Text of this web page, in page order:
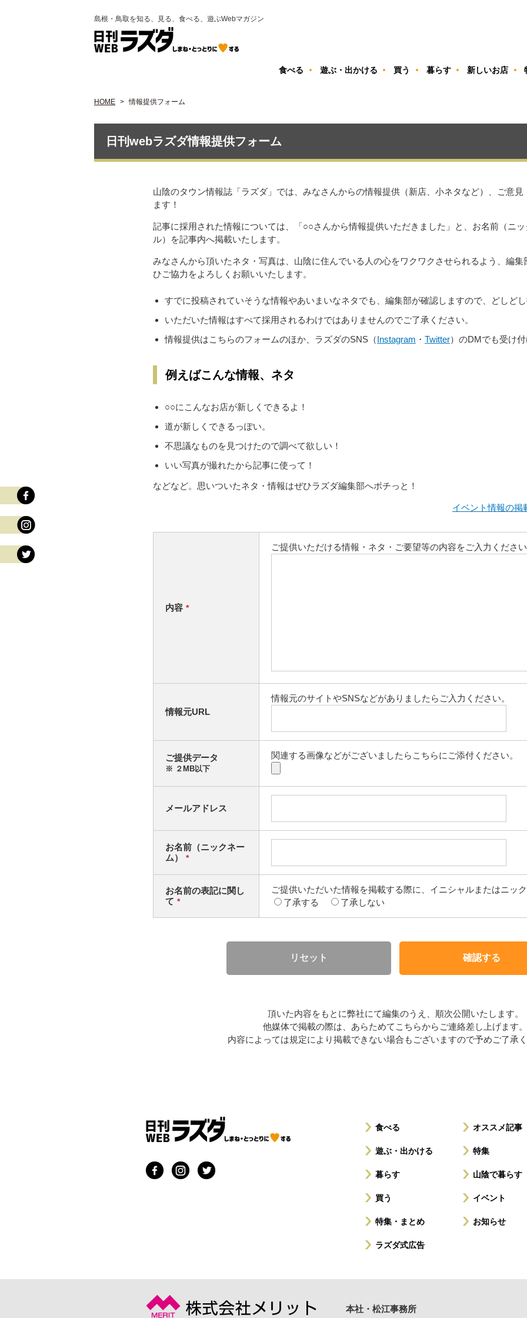
島根・鳥取を知る、見る、食べる、遊ぶWebマガジン
食べる 遊ぶ・出かける 買う 暮らす 新しいお店
HOME 情報提供フォーム
日刊webラズダ情報提供フォーム
山陰のタウン情報誌「ラズダ」では、みなさんからの情報提供（新店、小ネタなど）、ご意
ます！
記事に採用された情報については、「○○さんから情報提供いただきました」と、お名前（ニ
ル）を記事内へ掲載いたします。
みなさんから頂いたネタ・写真は、山陰に住んでいる人の心をワクワクさせられるよう、編
ひご協力をよろしくお願いいたします。
すでに投稿されていそうな情報やあいまいなネタでも、編集部が確認しますので、どしど
いただいた情報はすべて採用されるわけではありませんのでご了承ください。
情報提供はこちらのフォームのほか、ラズダのSNS（Instagram ・ Twitter）のDMでも受け
例えばこんな情報、ネタ
○○にこんなお店が新しくできるよ！
道が新しくできるっぽい。
不思議なものを見つけたので調べて欲しい！
いい写真が撮れたから記事に使って！
などなど。思いついたネタ・情報はぜひラズダ編集部へポチっと！
イベント情報の掲
内容 *
ご提供いただける情報・ネタ・ご要望等の内容をご入力くださ
情報元URL
情報元のサイトやSNSなどがありましたらご入力ください。
ご提供データ
※ ２MB以下
関連する画像などがございましたらこちらにご添付ください。
メールアドレス
お名前（ニックネー
ム）
*
お名前の表記に関し
て *
ご提供いただいた情報を掲載する際に、イニシャルまたはニッ
了承する
了承しない
頂いた内容をもとに弊社にて編集のうえ、順次公開いたします。
他媒体で掲載の際は、あらためてこちらからご連絡差し上げます。
内容によっては規定により掲載できない場合もございますので予めご了承
食べる
遊ぶ・出かける
暮らす
買う
特集・まとめ
ラズダ式広告
オススメ記事
特集
山陰で暮らす
イベント
お知らせ
本社・松江事務所